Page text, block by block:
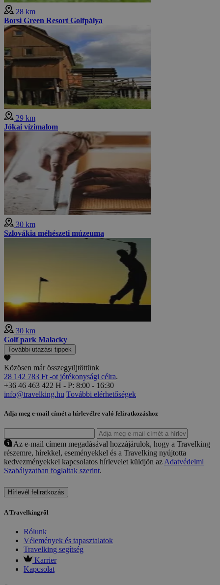
28 km
Borsi Green Resort Golfpálya
29 km
Jókai vízimalom
30 km
Szlovákia méhészeti múzeuma
30 km
Golf park Malacky
További utazási tippek
Közösen már összegyüjtöttünk
28 142 783 Ft -ot jótékonysági célra.
+36 46 463 422 H - P: 8:00 - 16:30
info@travelking.hu További elérhetőségek
Adja meg e-mail címét a hírlevélre való feliratkozáshoz
Az e-mail címem megadásával hozzájárulok, hogy a Travelking
részemre, hírekkel, eseményekkel és a Travelking nyújtotta
kedvezményekkel kapcsolatos hírlevelet küldjön azAdatvédelmi
Szabályzatban foglaltak szerint.
Hírlevél feliratkozás
A Travelkingről
Rólunk
Vélemények és tapasztalatok
Travelking segítség
Karrier
Kapcsolat